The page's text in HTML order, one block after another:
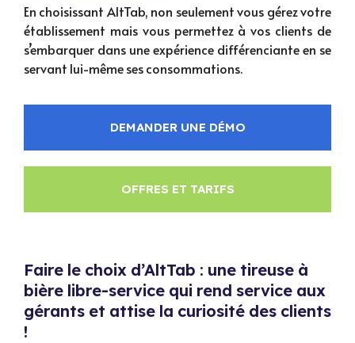
En choisissant AltTab, non seulement vous gérez votre
établissement mais vous permettez à vos clients de
s’embarquer dans une expérience différenciante en se
servant lui-même ses consommations.
DEMANDER UNE DÉMO
OFFRES ET TARIFS
Faire le choix d’AltTab : une tireuse à
bière libre-service qui rend service aux
gérants et attise la curiosité des clients
!